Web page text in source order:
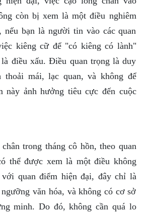
còn bị xem là một điều nghiêm
nếu bạn là người tin vào các quan
kiêng cữ để "có kiêng có lành"
điều xấu. Điều quan trọng là duy
mái, lạc quan, và không để
này ảnh hưởng tiêu cực đến cuộc
trong tháng cô hồn, theo quan
thể được xem là một điều không
quan điểm hiện đại, đây chỉ là
văn hóa, và không có cơ sở
minh. Do đó, không cần quá lo